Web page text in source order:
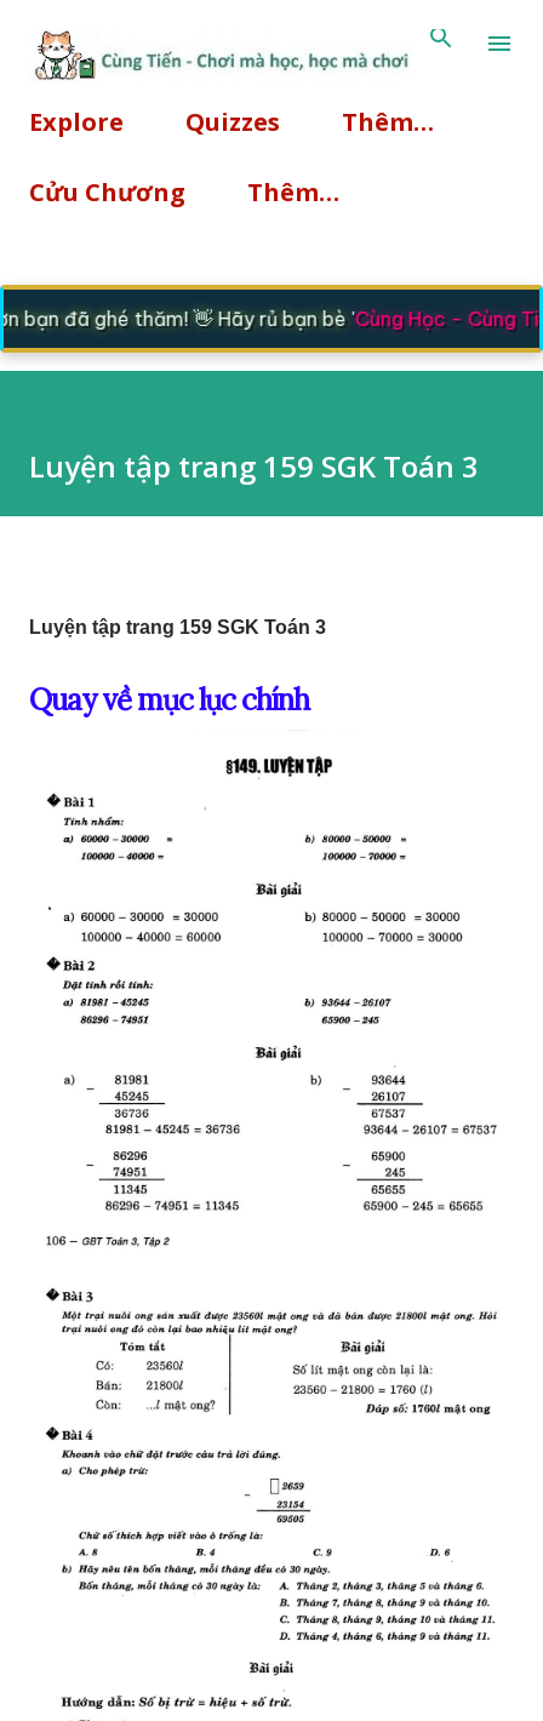
Explore Quizzes Thêm…
Cửu Chương Thêm…
bạn đã ghé thăm! 👋 Hãy rủ bạn bè 'Cùng Học - Cùng
Luyện tập trang 159 SGK Toán 3
Luyện tập trang 159 SGK Toán 3
Quay về mục lục chính